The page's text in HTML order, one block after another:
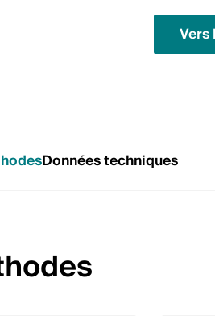
Vers
Données techniques